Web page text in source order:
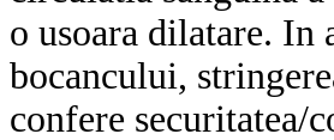
o usoara dilatare. In
bocancului,
confere securitatea/